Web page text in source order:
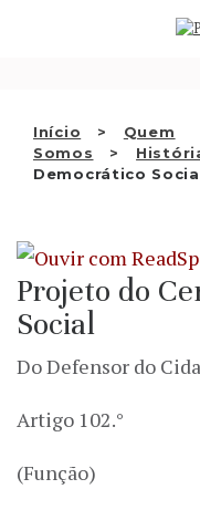
Início
Quem
Somos
Democrático
QUEM
DECISÕES
PT
Projeto do
Social
Do Defensor do
Artigo 102.°
(Função)